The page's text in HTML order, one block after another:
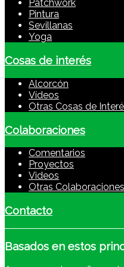
Patchwork
Pintura
Sevillanas
Yoga
Cosas de interés
Alcorcón
Vídeos
Otras Cosas de
Colaboraciones
Comentarios
Proyectos
Videos
Otras Colaboraciones
Contacto
Basados en estos